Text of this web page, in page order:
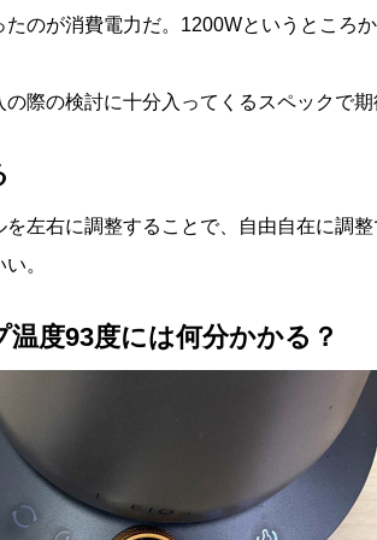
のが消費電力だ。1200Wというところ
際の検討に十分入ってくるスペックで期
左右に調整することで、自由自在に調
。
度93度には何分かかる？